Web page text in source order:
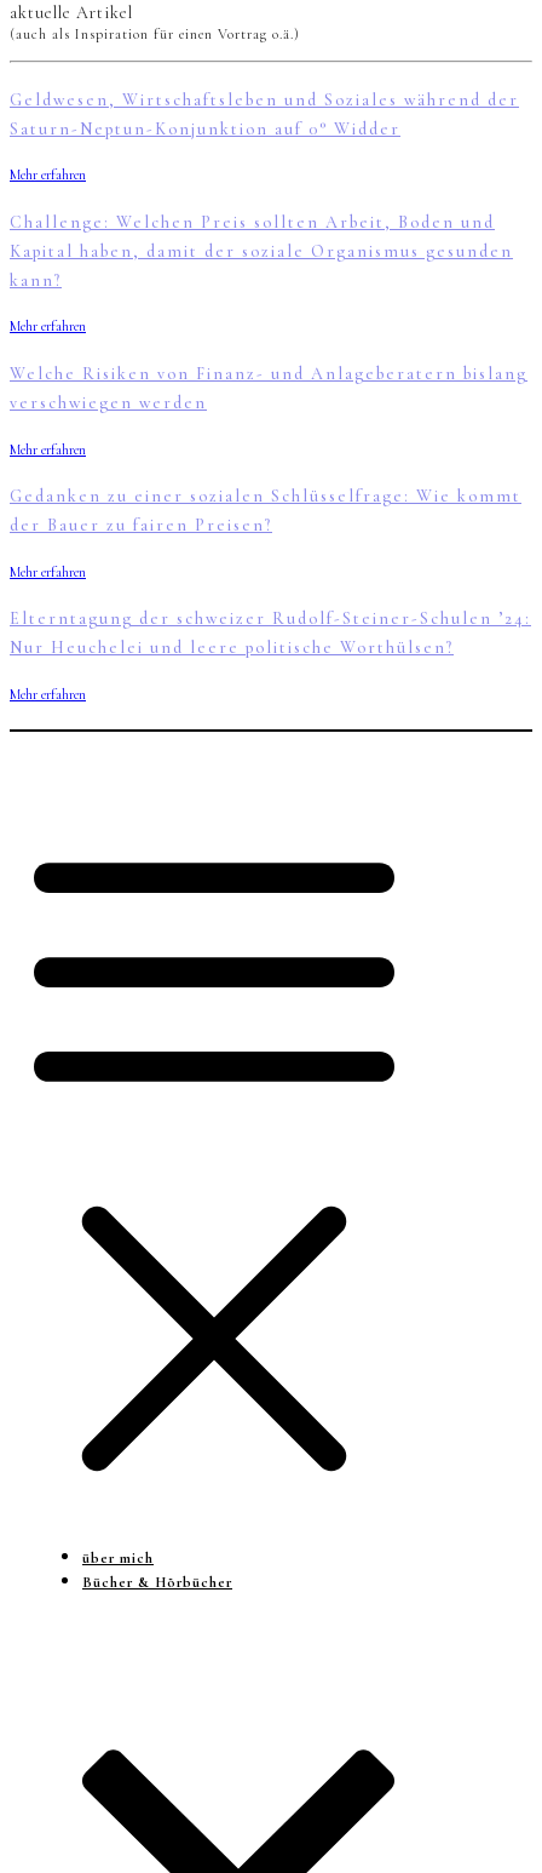
aktuelle Artikel
(auch als Inspiration für einen Vortrag o.ä.)
Geldwesen, Wirtschaftsleben und Soziales während der
Saturn-Neptun-Konjunktion auf 0° Widder
Mehr erfahren
Challenge: Welchen Preis sollten Arbeit, Boden und
Kapital haben, damit der soziale Organismus gesunden
kann?
Mehr erfahren
Welche Risiken von Finanz- und Anlageberatern bislang
verschwiegen werden
Mehr erfahren
Gedanken zu einer sozialen Schlüsselfrage: Wie kommt
der Bauer zu fairen Preisen?
Mehr erfahren
Elterntagung der schweizer Rudolf-Steiner-Schulen ’24:
Nur Heuchelei und leere politische Worthülsen?
Mehr erfahren
über mich
Bücher & Hörbücher